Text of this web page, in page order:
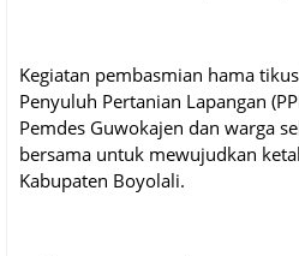
Kegiatan pembasmian hama
Penyuluh Pertanian Lapangan
Pemdes Guwokajen dan warga
bersama untuk mewujudkan
Kabupaten Boyolali.